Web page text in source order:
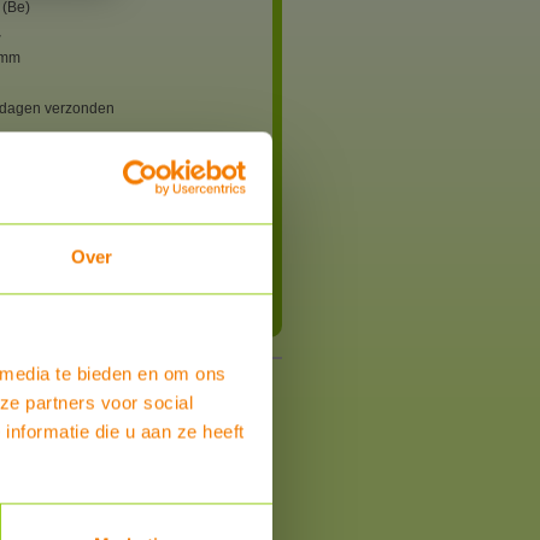
Over
te bieden en om ons
partners voor social
die u aan ze heeft
verzonden